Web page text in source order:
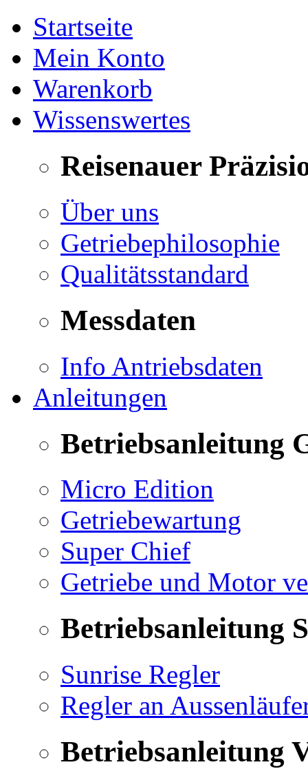
Startseite
Mein Konto
Warenkorb
Wissenswertes
Reisenauer
Über uns
Getriebephilosophie
Qualitätsstandard
Messdaten
Info Antriebsdaten
Anleitungen
Betriebsanleitung
Micro Edition
Getriebewartung
Super Chief
Getriebe und Motor
Betriebsanleitung
Sunrise Regler
Regler an
Betriebsanleitung